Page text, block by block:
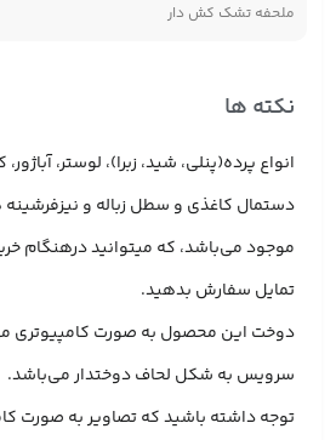
ملحفه تشک کش دار
نکته ها
انواع پرده(پنلی، شید، زبرا)، لوستر،
دستمال کاغذی و سطل زباله و
موجود می‌باشد، که میتوانید درهنگام
تمایل سفارش بدهید.
دوخت این محصول به صورت کامپیوتری
سرویس به شکل لحاف دوختدار می‌باشد.
توجه داشته باشید که تصاویر به صورت